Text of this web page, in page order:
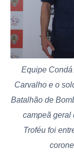
Equipe Condá
Carvalho e o
Batalhão de
campeã geral
Troféu foi